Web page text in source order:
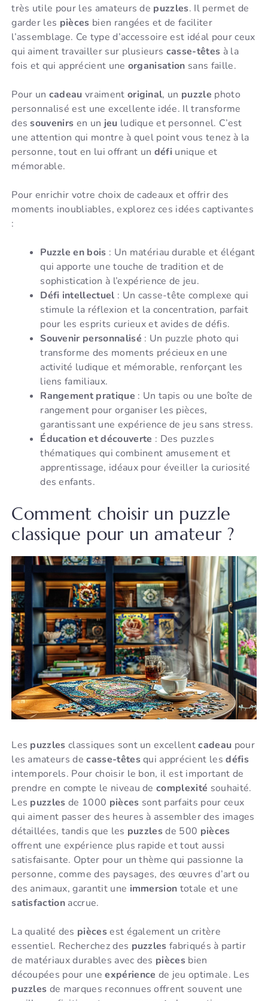
très utile pour les amateurs de puzzles. Il permet de
garder les pièces bien rangées et de faciliter
l’assemblage. Ce type d’accessoire est idéal pour ceux
qui aiment travailler sur plusieurs casse-têtes à la
fois et qui apprécient une organisation sans faille.
Pour un cadeau vraiment original, un puzzle photo
personnalisé est une excellente idée. Il transforme
dessouvenirs en un jeu ludique et personnel. C’est
une attention qui montre à quel point vous tenez à la
personne, tout en lui offrant un défi unique et
mémorable.
Pour enrichir votre choix de cadeaux et offrir des
moments inoubliables, explorez ces idées captivantes
:
Puzzle en bois : Un matériau durable et élégant
qui apporte une touche de tradition et de
sophistication à l’expérience de jeu.
Défi intellectuel : Un casse-tête complexe qui
stimule la réflexion et la concentration, parfait
pour les esprits curieux et avides de défis.
Souvenir personnalisé : Un puzzle photo qui
transforme des moments précieux en une
activité ludique et mémorable, renforçant les
liens familiaux.
Rangement pratique : Un tapis ou une boîte de
rangement pour organiser les pièces,
garantissant une expérience de jeu sans stress.
Éducation et découverte : Des puzzles
thématiques qui combinent amusement et
apprentissage, idéaux pour éveiller la curiosité
des enfants.
Comment choisir un puzzle
classique pour un amateur ?
Les puzzles classiques sont un excellentcadeau pour
les amateurs decasse-têtesqui apprécient lesdéfis
intemporels. Pour choisir le bon, il est important de
prendre en compte le niveau decomplexité souhaité.
Les puzzles de 1000 pièces sont parfaits pour ceux
qui aiment passer des heures à assembler des images
détaillées, tandis que les puzzlesde 500 pièces
offrent une expérience plus rapide et tout aussi
satisfaisante. Opter pour un thème qui passionne la
personne, comme des paysages, des œuvres d’art ou
des animaux, garantit une immersion totale et une
satisfaction accrue.
La qualité des piècesest également un critère
essentiel. Recherchez des puzzles fabriqués à partir
de matériaux durables avec des pièces bien
découpées pour uneexpérience de jeu optimale. Les
puzzles de marques reconnues offrent souvent une